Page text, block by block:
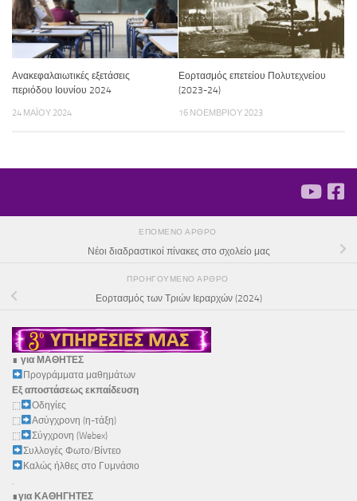
Ανακεφαλαιωτικές εξετάσεις
περιόδου Ιουνίου 2024
24 ΜΑΪ́ΟΥ 2024
Εορτασμός επετείου Πολυτεχνείου
(2023-24)
16 ΝΟΕΜΒΡΊΟΥ 2023
ΕΠΌΜΕΝΟ ΆΡΘΡΟ
Νέοι διαδραστικοί πίνακες στο σχολείο μας
ΠΡΟΗΓΟΎΜΕΝΟ ΆΡΘΡΟ
Εορτασμός των Τριών Ιεραρχών (2024)
∎ για ΜΑΘΗΤΕΣ
Προγράμματα μαθημάτων
Εξ αποστάσεως εκπαίδευση
⬚
Οδηγίες
⬚
Ασύγχρονη (η-τάξη)
⬚
Σύγχρονη (Webex)
Συλλογές Φωτο/Βίντεο
Καλώς ήλθες στο Γυμνάσιο
∎για ΚΑΘΗΓΗΤΕΣ